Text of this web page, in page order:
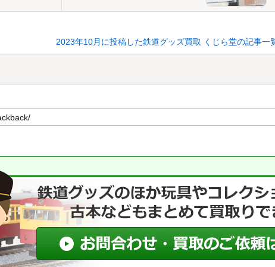
2023年10月に投稿した鉄道グッズ買取 くじら堂の記事一